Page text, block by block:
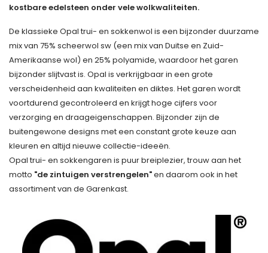
kostbare edelsteen onder vele wolkwaliteiten.
De klassieke Opal trui- en sokkenwol is een bijzonder duurzame
mix van 75% scheerwol sw (een mix van Duitse en Zuid-
Amerikaanse wol) en 25% polyamide, waardoor het garen
bijzonder slijtvast is. Opal is verkrijgbaar in een grote
verscheidenheid aan kwaliteiten en diktes. Het garen wordt
voortdurend gecontroleerd en krijgt hoge cijfers voor
verzorging en draageigenschappen. Bijzonder zijn de
buitengewone designs met een constant grote keuze aan
kleuren en altijd nieuwe collectie-ideeën.
Opal trui- en sokkengaren is puur breiplezier, trouw aan het
motto "de zintuigen verstrengelen"en daarom ook in het
assortiment van de Garenkast.